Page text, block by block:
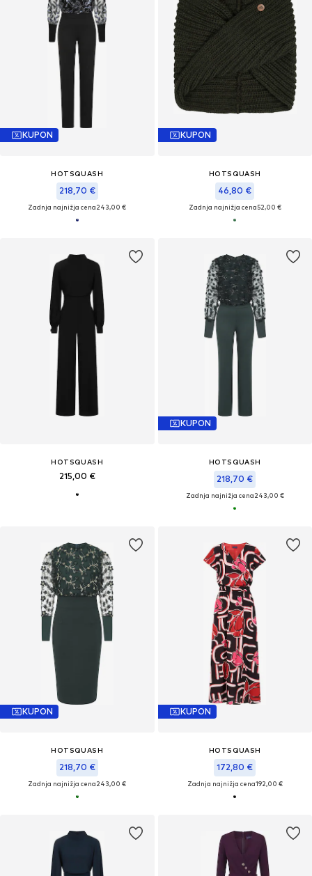
KUPON
HOTSQUASH
218,70 €
Zadnja najnižja cena243,00 €
KUPON
HOTSQUASH
46,80 €
Zadnja najnižja cena52,00 €
HOTSQUASH
215,00 €
KUPON
HOTSQUASH
218,70 €
Zadnja najnižja cena243,00 €
KUPON
HOTSQUASH
218,70 €
Zadnja najnižja cena243,00 €
KUPON
HOTSQUASH
172,80 €
Zadnja najnižja cena192,00 €